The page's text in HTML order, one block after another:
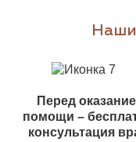
Перед
помощи –
консультация